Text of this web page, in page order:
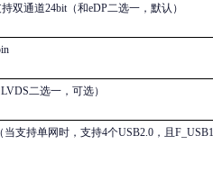
双通道24bit（和eDP二选一，默认）
二选一，可选）
当支持单网时，支持4个USB2.0，且